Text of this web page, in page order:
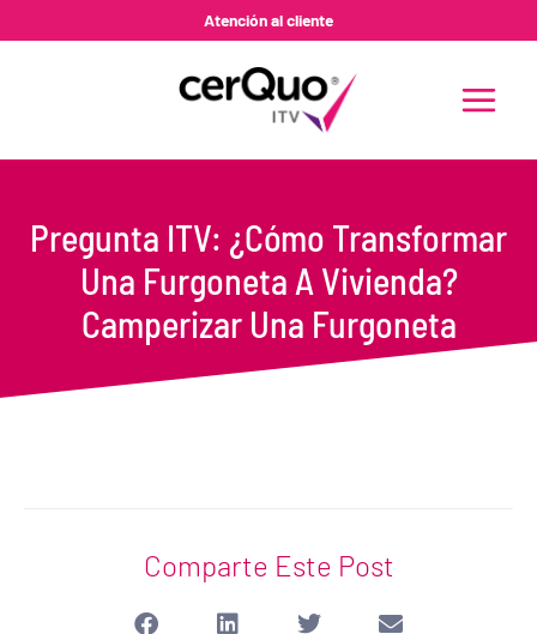
Atención al cliente
MENU
Pregunta ITV: ¿Cómo Transformar
Una Furgoneta A Vivienda?
Camperizar Una Furgoneta
Comparte Este Post